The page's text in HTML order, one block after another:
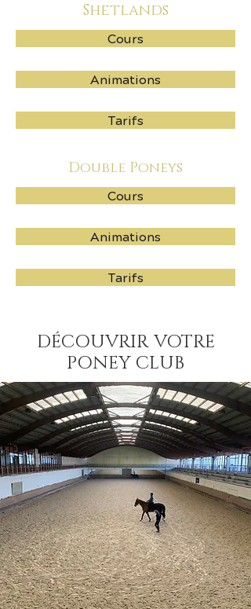
Shetlands
Cours
Animations
Tarifs
Double Poneys
Cours
Animations
Tarifs
DÉCOUVRIR VOTRE
PONEY CLUB